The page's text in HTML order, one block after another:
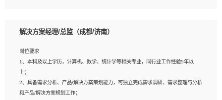
岗位要求：
1、全日制统招本科及以上学历，计算机相关专业毕业，5年以上开发工作经验；
2、具有扎实的java编程功底和良好的编码习惯，有分布式、多线程及高并发系统开
发经验和性能调优经验尤佳；熟悉JVM调优；掌握基础中间件、基础架构方案和云
平台、云产品功能特性，熟练使用相关平台的功能和了解其背后实现机制；
解决方案经理/总监（成都/济南）
岗位要求
1、本科及以上学历，计算机、数学、统计学等相关专业，同行业工作经验5年以
上；
2、具备需求分析、产品/解决方案策划能力，可独立完成需求调研、需求整理与分析
和产品/解决方案规划工作；